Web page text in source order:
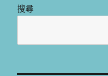
搜尋